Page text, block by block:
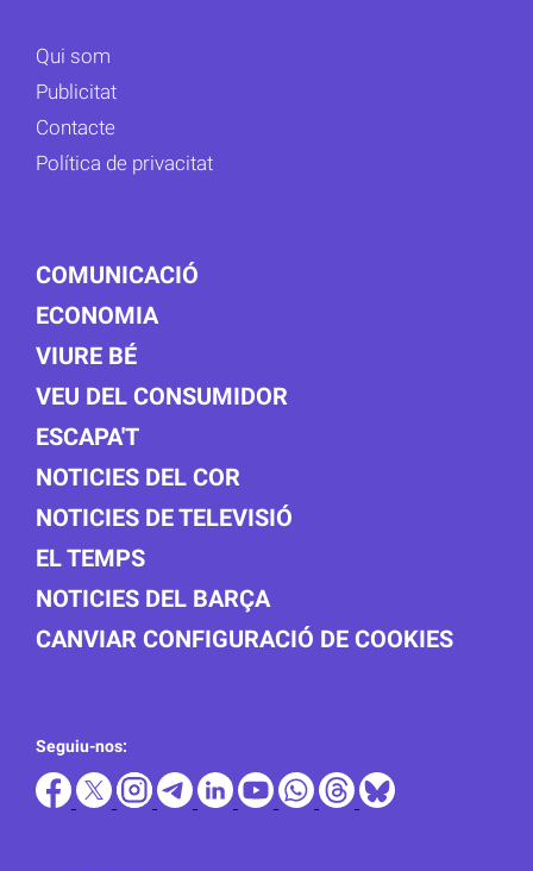
Qui som
Publicitat
Contacte
Política de privacitat
COMUNICACIÓ
ECONOMIA
VIURE BÉ
VEU DEL CONSUMIDOR
ESCAPA'T
NOTICIES DEL COR
NOTICIES DE TELEVISIÓ
EL TEMPS
NOTICIES DEL BARÇA
CANVIAR CONFIGURACIÓ DE COOKIES
Seguiu-nos: